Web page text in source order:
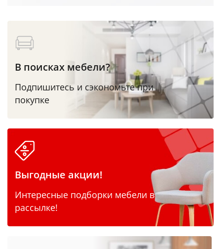
В поисках мебели?
Подпишитесь и сэкономьте при
покупке
Выгодные акции!
Интересные подборки мебели в
рассылке!